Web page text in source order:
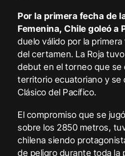
Por la primera fecha de
Femenina, Chile goleó a
duelo válido por la
del certamen. La Roja
debut en el torneo que se
territorio ecuatoriano y se
Clásico del Pacífico.
El compromiso que se
sobre los 2850 metros,
chilena siendo
de peligro durante toda la